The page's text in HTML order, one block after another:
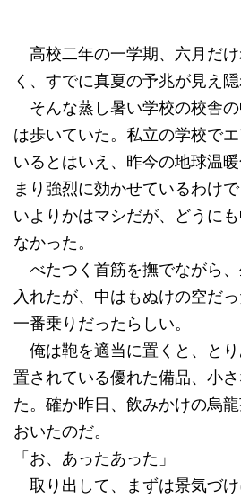
高校二年の一学期、六月だ
く、すでに真夏の予兆が見え隠
そんな蒸し暑い学校の校舎
は歩いていた。私立の学校で
いるとはいえ、昨今の地球温
まり強烈に効かせているわけ
いよりかはマシだが、どうに
なかった。
べたつく首筋を撫でながら
入れたが、中はもぬけの空だ
一番乗りだったらしい。
俺は鞄を適当に置くと、と
置されている優れた備品、小
た。確か昨日、飲みかけの烏
おいたのだ。
「お、あったあった」
取り出して、まずは景気づ